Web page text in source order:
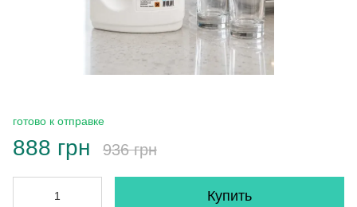
готово к отправке
888 грн 936 грн
Купить